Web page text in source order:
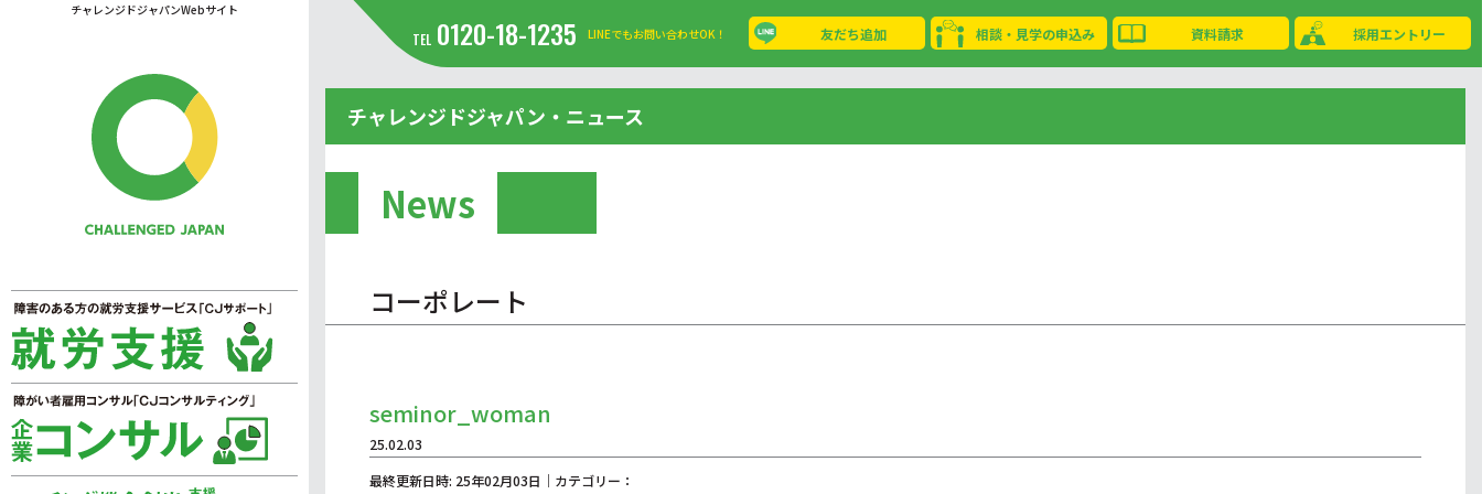
チャレンジドジャパンWebサイト
TEL 0120-18-1235 LINEでもお問い合わせOK！ 友だち追加 相談・見学の申込み 資料請求 採用エントリー
チャレンジドジャパン・ニュース
News
コーポレート
seminor_woman
25.02.03
最終更新日時: 25年02月03日｜カテゴリー：